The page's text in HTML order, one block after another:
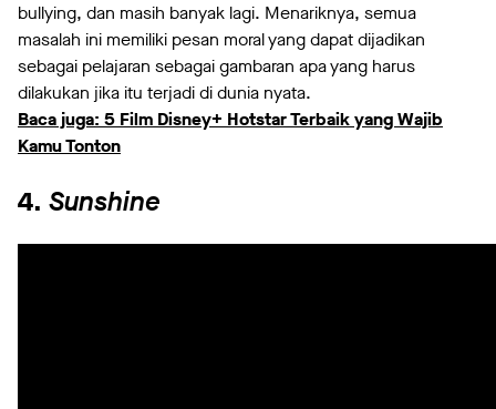
bullying, dan masih banyak lagi. Menariknya, semua
masalah ini memiliki pesan moral yang dapat dijadikan
sebagai pelajaran sebagai gambaran apa yang harus
dilakukan jika itu terjadi di dunia nyata.
Baca juga: 5 Film Disney+ Hotstar Terbaik yang Wajib
Kamu Tonton
4. Sunshine